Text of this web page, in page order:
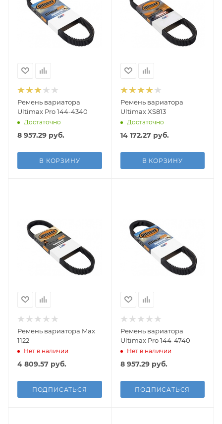
Ремень вариатора
Ultimax Pro 144-4340
Достаточно
8 957.29 руб.
В КОРЗИНУ
Ремень вариатора
Ultimax XS813
Достаточно
14 172.27руб.
В КОРЗИНУ
Ремень вариатора Max
1122
Нет в наличии
4 809.57 руб.
ПОДПИСАТЬСЯ
Ремень вариатора
Ultimax Pro 144-4740
Нет в наличии
8 957.29руб.
ПОДПИСАТЬСЯ